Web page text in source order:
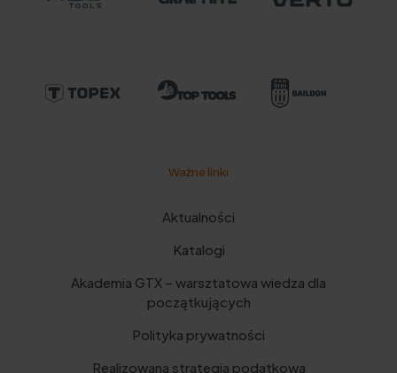
Ważne linki
Aktualności
Katalogi
Akademia GTX – warsztatowa wiedza dla
początkujących
Polityka prywatności
Realizowana strategia podatkowa